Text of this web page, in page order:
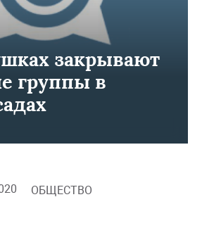
закрывают
группы в
ОБЩЕСТВО